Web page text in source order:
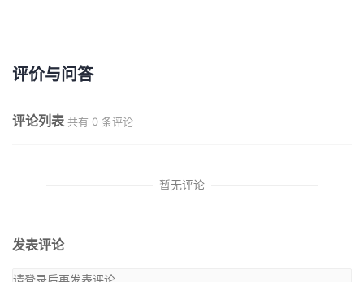
评价与问答
评论列表 共有 0 条评论
暂无评论
发表评论